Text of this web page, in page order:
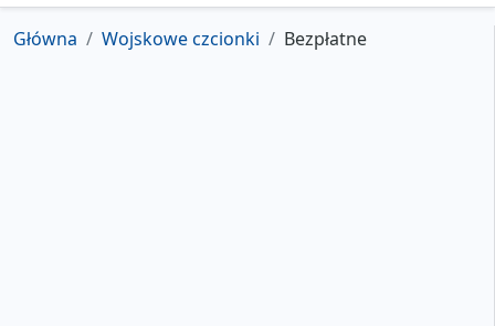
Główna Wojskowe czcionki Bezpłatne